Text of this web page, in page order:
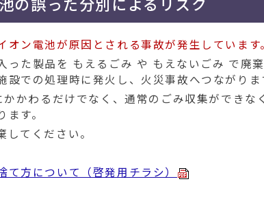
ン電池が原因とされる事故が発生しています。
った製品を もえるごみ や もえないごみ で廃
設での処理時に発火し、火災事故へつながりま
かわるだけでなく、通常のごみ収集ができな
す。
てください。
て方について（啓発用チラシ）